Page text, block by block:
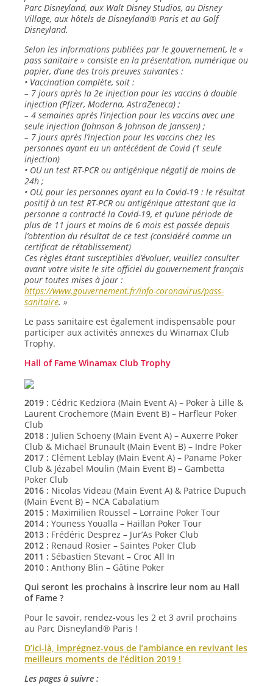
Parc Disneyland, aux Walt Disney Studios, au Disney
Village, aux hôtels de Disneyland® Paris et au Golf
Disneyland.
Selon les informations publiées par le gouvernement, le «
pass sanitaire » consiste en la présentation, numérique ou
papier, d’une des trois preuves suivantes :
• Vaccination complète, soit :
– 7 jours après la 2e injection pour les vaccins à double
injection (Pfizer, Moderna, AstraZeneca) ;
– 4 semaines après l’injection pour les vaccins avec une
seule injection (Johnson & Johnson de Janssen) ;
– 7 jours après l’injection pour les vaccins chez les
personnes ayant eu un antécédent de Covid (1 seule
injection)
• OU un test RT-PCR ou antigénique négatif de moins de
24h ;
• OU, pour les personnes ayant eu la Covid-19 : le résultat
positif à un test RT-PCR ou antigénique attestant que la
personne a contracté la Covid-19, et qu’une période de
plus de 11 jours et moins de 6 mois est passée depuis
l’obtention du résultat de ce test (considéré comme un
certificat de rétablissement)
Ces règles étant susceptibles d’évoluer, veuillez consulter
avant votre visite le site officiel du gouvernement français
pour toutes mises à jour :
https://www.gouvernement.fr/info-coronavirus/pass-
sanitaire. »
Le pass sanitaire est également indispensable pour
participer aux activités annexes du Winamax Club
Trophy.
Hall of Fame Winamax Club Trophy
2019 : Cédric Kedziora (Main Event A) – Poker à Lille &
Laurent Crochemore (Main Event B) – Harfleur Poker
Club
2018 : Julien Schoeny (Main Event A) – Auxerre Poker
Club & Michaël Brunault (Main Event B) – Indre Poker
2017 : Clément Leblay (Main Event A) – Paname Poker
Club & Jézabel Moulin (Main Event B) – Gambetta
Poker Club
2016 : Nicolas Videau (Main Event A) & Patrice Dupuch
(Main Event B) – NCA Cabalatium
2015 : Maximilien Roussel – Lorraine Poker Tour
2014 : Youness Youalla – Haillan Poker Tour
2013 : Frédéric Desprez – Jur’As Poker Club
2012 : Renaud Rosier – Saintes Poker Club
2011 : Sébastien Stevant – Croc All In
2010 : Anthony Blin – Gâtine Poker
Qui seront les prochains à inscrire leur nom au Hall
of Fame ?
Pour le savoir, rendez-vous les 2 et 3 avril prochains
au Parc Disneyland® Paris !
D’ici-là, imprégnez-vous de l’ambiance en revivant les
meilleurs moments de l’édition 2019 !
Les pages à suivre :